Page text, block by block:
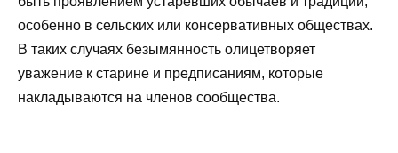
особенно в сельских или консервативных обществах.
В таких случаях безымянность олицетворяет
уважение к старине и предписаниям, которые
накладываются на членов сообщества.